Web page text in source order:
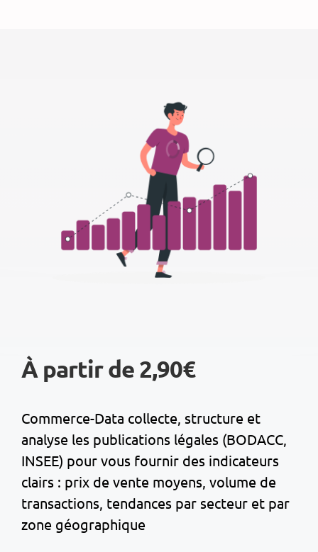
À partir de 2,90€
Commerce-Data collecte, structure et
analyse les publications légales (BODACC,
INSEE) pour vous fournir des indicateurs
clairs : prix de vente moyens, volume de
transactions, tendances par secteur et par
zone géographique